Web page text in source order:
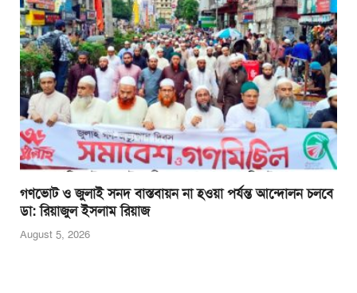
গণভোট ও জুলাই সনদ বাস্তবায়ন না হওয়া পর্যন্ত আন্দোলন চলবে
ডা: রিয়াজুল ইসলাম রিয়াজ
August 5, 2026